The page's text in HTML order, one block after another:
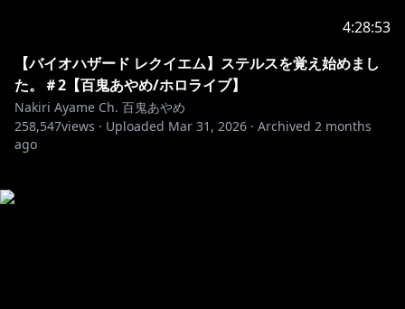
4:28:53
【バイオハザード レクイエム】ステルスを覚え始めまし
た。＃2【百鬼あやめ/ホロライブ】
Nakiri Ayame Ch. 百鬼あやめ
258,547views · Uploaded Mar 31, 2026 · Archived 2 months
ago